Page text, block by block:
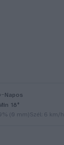
–Napos
18°
(0 mm)Szél: 6 km/h